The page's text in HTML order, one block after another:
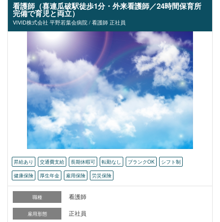
看護師（喜連瓜破駅徒歩1分・外来看護師／24時間保育所
完備で育児と両立）
VIVID株式会社 平野若葉会病院 / 看護師 正社員
昇給あり 交通費支給 長期休暇可 転勤なし ブランクOK
シフト制
健康保険
厚生年金 雇用保険 労災保険
職種 看護師
雇用形態 正社員